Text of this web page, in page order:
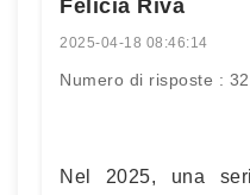
Felicia Riva
2025-04-18 08:46:14
Numero di risposte : 32
Nel 2025, una